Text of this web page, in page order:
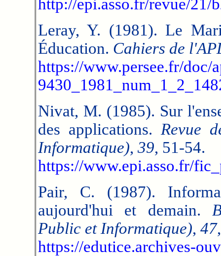
http://epi.asso.fr/revue/21/
Leray, Y. (1981). Le
Éducation. Cahiers de
https://www.persee.fr/doc/
Nivat, M. (1985). Sur
des applications. Revue
Informatique), 39, 51-54.
https://www.epi.asso.fr/
Pair, C. (1987).
aujourd'hui et demain.
Public et Informatique), 47
https://edutice.archives-